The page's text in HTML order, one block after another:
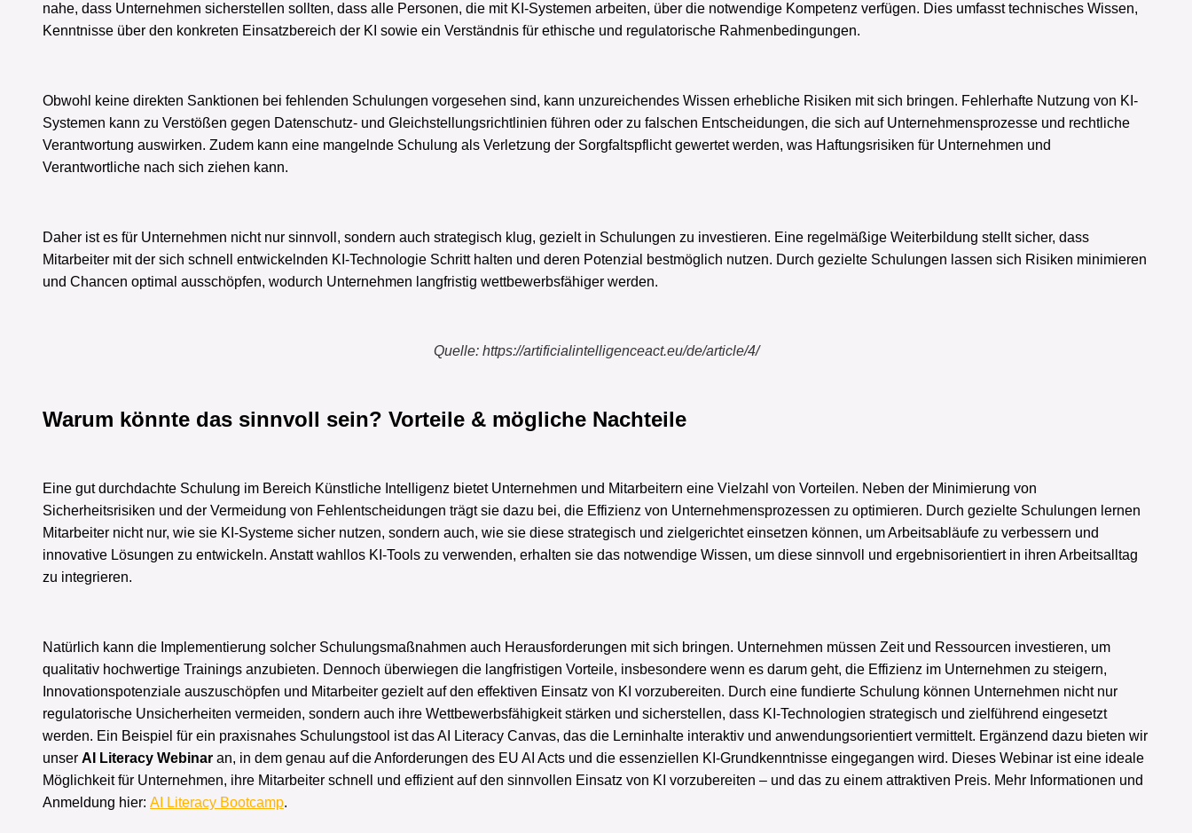
nahe, dass Unternehmen sicherstellen sollten, dass alle Personen, die mit KI-Systemen arbeiten, über die notwendige Kompetenz verfügen. Dies umfasst technisches Wissen,
Kenntnisse über den konkreten Einsatzbereich der KI sowie ein Verständnis für ethische und regulatorische Rahmenbedingungen.
Obwohl keine direkten Sanktionen bei fehlenden Schulungen vorgesehen sind, kann unzureichendes Wissen erhebliche Risiken mit sich bringen. Fehlerhafte Nutzung von KI-
Systemen kann zu Verstößen gegen Datenschutz- und Gleichstellungsrichtlinien führen oder zu falschen Entscheidungen, die sich auf Unternehmensprozesse und rechtliche
Verantwortung auswirken. Zudem kann eine mangelnde Schulung als Verletzung der Sorgfaltspflicht gewertet werden, was Haftungsrisiken für Unternehmen und
Verantwortliche nach sich ziehen kann.
Daher ist es für Unternehmen nicht nur sinnvoll, sondern auch strategisch klug, gezielt in Schulungen zu investieren. Eine regelmäßige Weiterbildung stellt sicher, dass
Mitarbeiter mit der sich schnell entwickelnden KI-Technologie Schritt halten und deren Potenzial bestmöglich nutzen. Durch gezielte Schulungen lassen sich Risiken minimieren
und Chancen optimal ausschöpfen, wodurch Unternehmen langfristig wettbewerbsfähiger werden.
Quelle: https://artificialintelligenceact.eu/de/article/4/
Warum könnte das sinnvoll sein? Vorteile & mögliche Nachteile
Eine gut durchdachte Schulung im Bereich Künstliche Intelligenz bietet Unternehmen und Mitarbeitern eine Vielzahl von Vorteilen. Neben der Minimierung von
Sicherheitsrisiken und der Vermeidung von Fehlentscheidungen trägt sie dazu bei, die Effizienz von Unternehmensprozessen zu optimieren. Durch gezielte Schulungen lernen
Mitarbeiter nicht nur, wie sie KI-Systeme sicher nutzen, sondern auch, wie sie diese strategisch und zielgerichtet einsetzen können, um Arbeitsabläufe zu verbessern und
innovative Lösungen zu entwickeln. Anstatt wahllos KI-Tools zu verwenden, erhalten sie das notwendige Wissen, um diese sinnvoll und ergebnisorientiert in ihren Arbeitsalltag
zu integrieren.
Natürlich kann die Implementierung solcher Schulungsmaßnahmen auch Herausforderungen mit sich bringen. Unternehmen müssen Zeit und Ressourcen investieren, um
qualitativ hochwertige Trainings anzubieten. Dennoch überwiegen die langfristigen Vorteile, insbesondere wenn es darum geht, die Effizienz im Unternehmen zu steigern,
Innovationspotenziale auszuschöpfen und Mitarbeiter gezielt auf den effektiven Einsatz von KI vorzubereiten. Durch eine fundierte Schulung können Unternehmen nicht nur
regulatorische Unsicherheiten vermeiden, sondern auch ihre Wettbewerbsfähigkeit stärken und sicherstellen, dass KI-Technologien strategisch und zielführend eingesetzt
werden. Ein Beispiel für ein praxisnahes Schulungstool ist das AI Literacy Canvas, das die Lerninhalte interaktiv und anwendungsorientiert vermittelt. Ergänzend dazu bieten wir
unser AI Literacy Webinar an, in dem genau auf die Anforderungen des EU AI Acts und die essenziellen KI-Grundkenntnisse eingegangen wird. Dieses Webinar ist eine ideale
Möglichkeit für Unternehmen, ihre Mitarbeiter schnell und effizient auf den sinnvollen Einsatz von KI vorzubereiten – und das zu einem attraktiven Preis. Mehr Informationen und
Anmeldung hier: AI Literacy Bootcamp.